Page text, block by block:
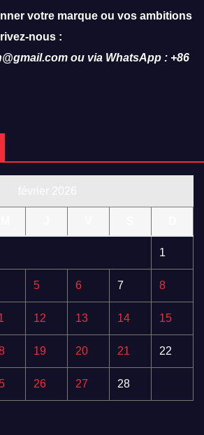
votre marque ou vos ambitions
nous :
ou via WhatsApp : +86
1
5 6 7 8
12 13 14 15
19 20 21 22
26 27 28